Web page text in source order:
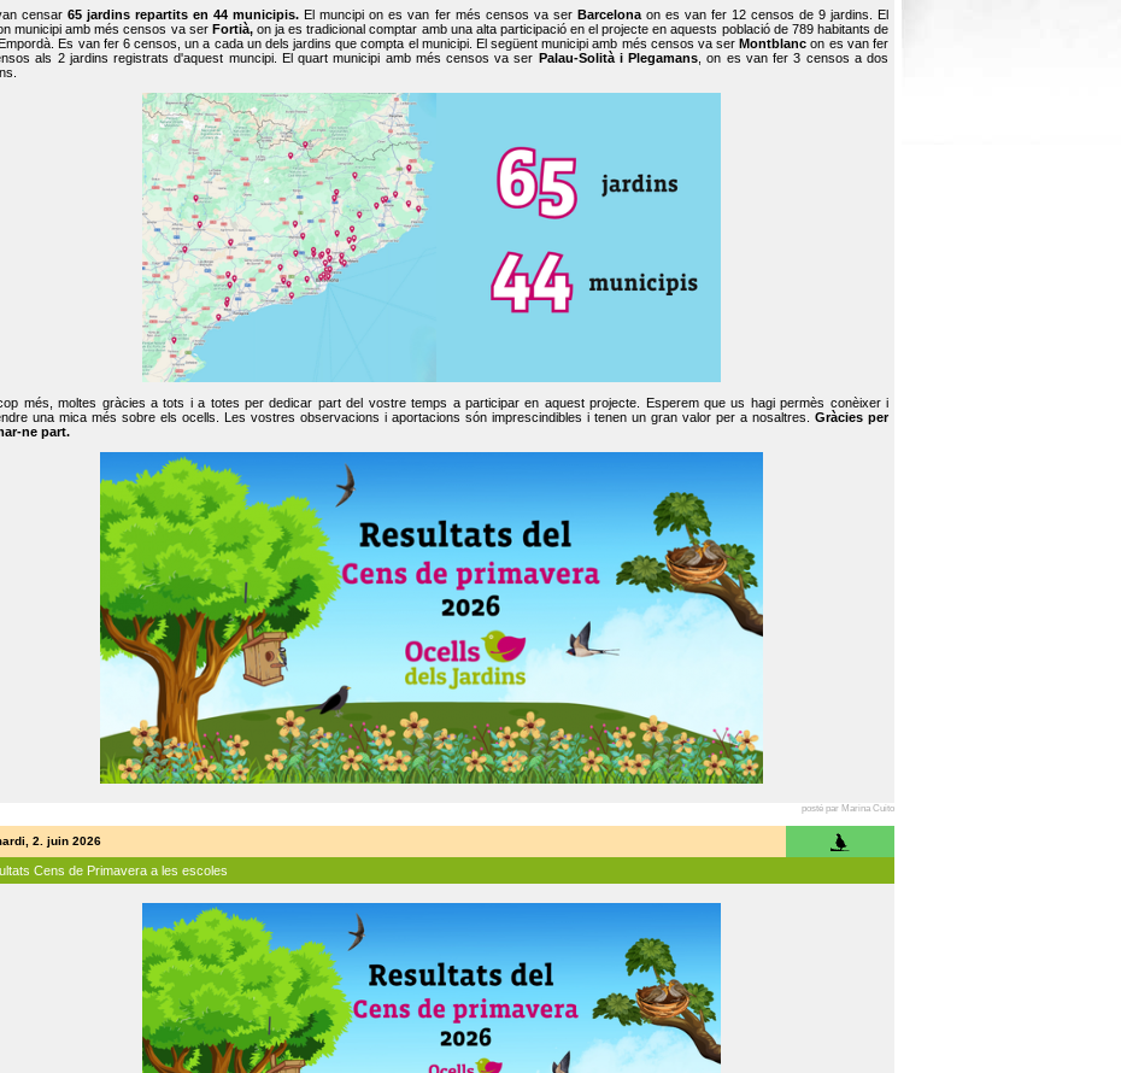
censar65 jardins repartits en 44 municipis. El muncipi on es van fer més censos va ser Barcelonaon es van fer 12 censos de 9 jardins. El
municipi amb més censos va ser Fortià, on ja es tradicional comptar amb una alta participació en el projecte en aquests població de 789 habitants de
Es van fer 6 censos, un a cada un dels jardins que compta el municipi. El següent municipi amb més censos va serMontblanc on es van fer
als 2 jardins registrats d'aquest muncipi. El quart municipi amb més censos va ser Palau-Solità i Plegamans , on es van fer 3 censos a dos
més, moltes gràcies a tots i a totes per dedicar part del vostre temps a participar en aquest projecte. Esperem que us hagi permès conèixer i
una mica més sobre els ocells. Les vostres observacions i aportacions són imprescindibles i tenen un gran valor per a nosaltres. Gràcies per
ne part.
posté par Marina Cuito
2. juin 2026
Cens de Primavera a les escoles